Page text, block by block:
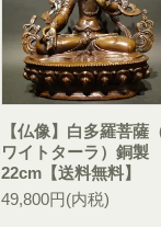
【仏像】白多羅菩薩
ワイトターラ）銅製
22cm【送料無料】
49,800円(内税)